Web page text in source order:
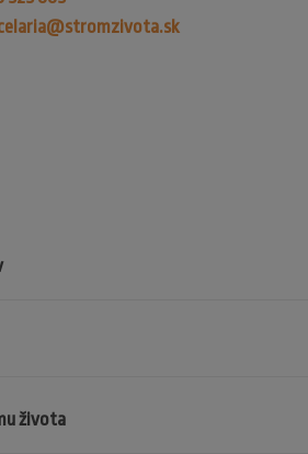
života